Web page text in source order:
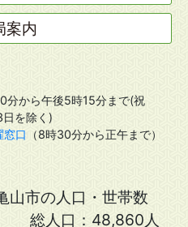
案内
分から午後5時15分まで(祝
を除く)
窓口
（8時30分から正午まで）
山市の人口・世帯数
総人口： 48,860人